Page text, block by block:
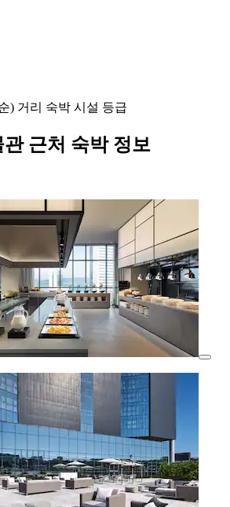
) 거리 숙박 시설 등급
근처 숙박 정보